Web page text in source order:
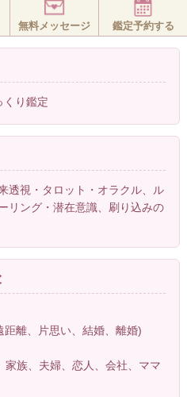
無料メッセージ 鑑定予約する
くり鑑定
透視・タロット・オラクル、ル
リング・潜在意識、刷り込みの
離、片思い、結婚、離婚)
家族、夫婦、恋人、会社、ママ